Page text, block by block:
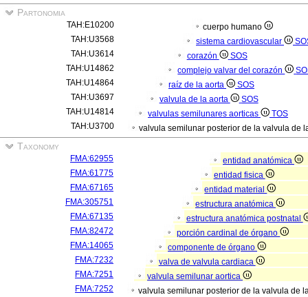
Partonomia
TAH:E10200
cuerpo humano
TAH:U3568
sistema cardiovascular
TAH:U3614
corazón
SOS
TAH:U14862
complejo valvar del corazón
TAH:U14864
raíz de la aorta
SOS
TAH:U3697
valvula de la aorta
SOS
TAH:U14814
valvulas semilunares aorticas
TOS
TAH:U3700
valvula semilunar posterior de la valvula de
Taxonomy
FMA:62955
entidad anatómica
FMA:61775
entidad fisica
FMA:67165
entidad material
FMA:305751
estructura anatómica
FMA:67135
estructura anatómica postnatal
FMA:82472
porción cardinal de órgano
FMA:14065
componente de órgano
FMA:7232
valva de valvula cardiaca
FMA:7251
valvula semilunar aortica
FMA:7252
valvula semilunar posterior de la valvula de